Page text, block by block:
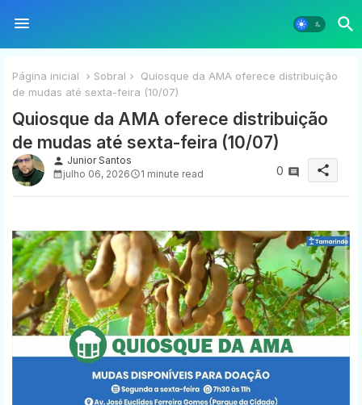
Página inicial Sobral
Quiosque da AMA oferece distribuição
de mudas até sexta-feira (10/07)
Quiosque da AMA oferece distribuição
de mudas até sexta-feira (10/07)
person Junior Santos
julho 06, 2026
1 minute read 0 share